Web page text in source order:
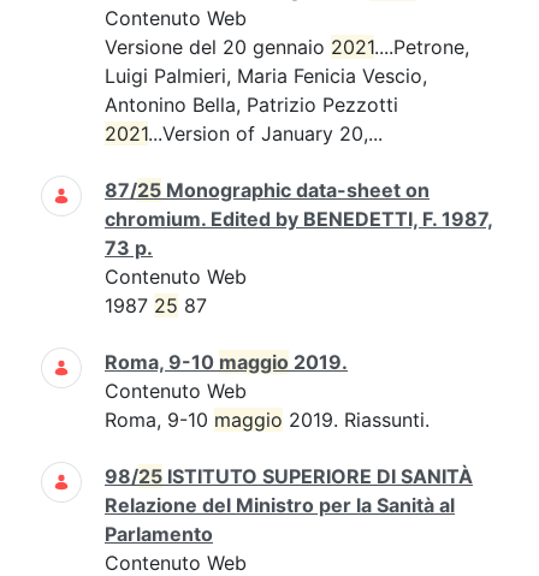
Contenuto Web
Versione del 20 gennaio 2021....Petrone,
Luigi Palmieri, Maria Fenicia Vescio,
Antonino Bella, Patrizio Pezzotti
2021...Version of January 20,...
87/25 Monographic data-sheet on
chromium. Edited by BENEDETTI, F. 1987,
73 p.
Contenuto Web
1987 25 87
Roma, 9-10 maggio 2019.
Contenuto Web
Roma, 9-10 maggio 2019. Riassunti.
98/25 ISTITUTO SUPERIORE DI SANITÀ
Relazione del Ministro per la Sanità al
Parlamento
Contenuto Web